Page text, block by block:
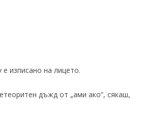
изписано на лицето.
дъжд от „ами ако“, сякаш,